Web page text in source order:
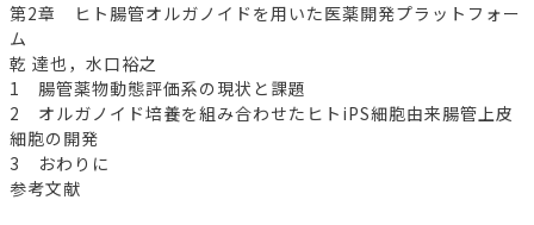
第2章 ヒト腸管オルガノイドを用いた医薬開発プラットフォー
ム
乾 達也，水口裕之
1 腸管薬物動態評価系の現状と課題
2 オルガノイド培養を組み合わせたヒトiPS細胞由来腸管上皮
細胞の開発
3 おわりに
参考文献